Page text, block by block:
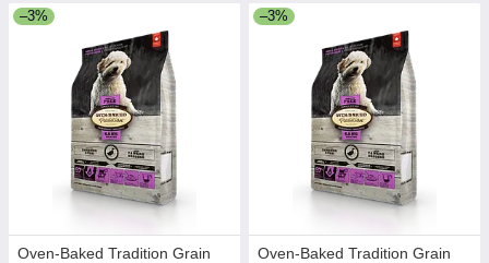
–3%
Oven-Baked Tradition Grain
–3%
Oven-Baked Tradition Grain